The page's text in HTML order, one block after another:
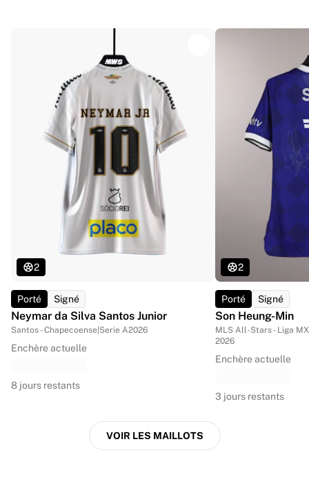
2
Porté Signé
Neymar da Silva Santos Junior
Santos - Chapecoense Serie A2026
Enchère actuelle
8 jours restants
2
Porté Signé
Son Heung-Min
MLS All-Stars - Liga
2026
Enchère actuelle
3 jours restants
VOIR LES MAILLOTS